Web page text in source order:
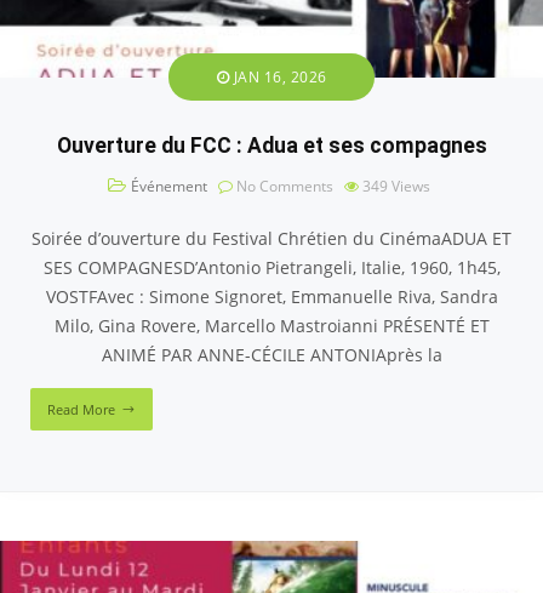
JAN 16, 2026
Ouverture du FCC : Adua et ses compagnes
Événement No Comments 349 Views
Soirée d’ouverture du Festival Chrétien du CinémaADUA ET
SES COMPAGNESD’Antonio Pietrangeli, Italie, 1960, 1h45,
VOSTFAvec : Simone Signoret, Emmanuelle Riva, Sandra
Milo, Gina Rovere, Marcello Mastroianni PRÉSENTÉ ET
ANIMÉ PAR ANNE-CÉCILE ANTONIAprès la
Read More